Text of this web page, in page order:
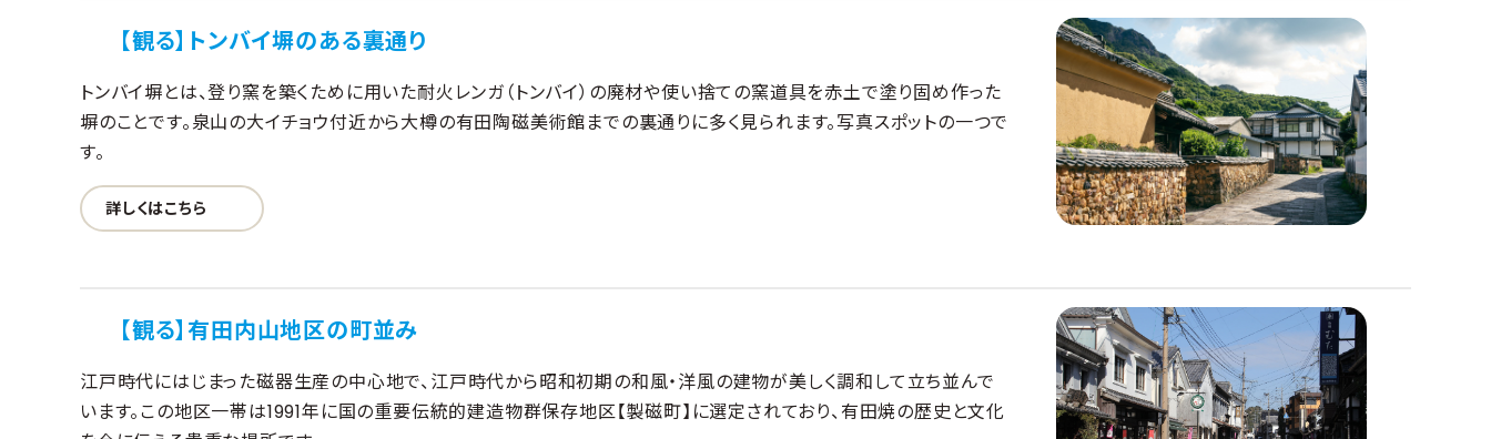
【観る】トンバイ塀のある裏通り
トンバイ塀とは、登り窯を築くために用いた耐火レンガ（トンバイ）の廃材や使い捨ての窯道具を赤土で塗り固め作った
塀のことです。泉山の大イチョウ付近から大樽の有田陶磁美術館までの裏通りに多く見られます。写真スポットの一つで
す。
詳しくはこちら
【観る】有田内山地区の町並み
江戸時代にはじまった磁器生産の中心地で、江戸時代から昭和初期の和風・洋風の建物が美しく調和して立ち並んで
います。この地区一帯は1991年に国の重要伝統的建造物群保存地区【製磁町】に選定されており、有田焼の歴史と文化